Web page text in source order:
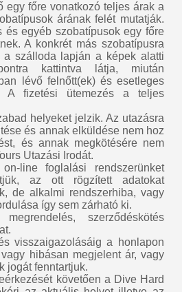
egy főre vonatkozó teljes árak a
árának felét mutatják.
és egyéb szobatípusok egy főre
A konkrét más szobatípusra
a szálloda lapján a képek alatti
kattintva látja, miután
lévő felnőtt(ek) és esetleges
A fizetési ütemezés a teljes
helyeket jelzik. Az utazásra
és annak elküldése nem hoz
és annak megkötésére nem
Utazási Irodát.
line foglalási rendszerünket
az ott rögzített adatokat
de alkalmi rendszerhiba, vagy
így sem zárható ki.
szerződéskötés
visszaigazolásáig a honlapon
hibásan megjelent ár, vagy
jogát fenntartjuk.
követően a Dive Hard